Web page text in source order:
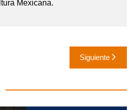
Mexicana.
Siguiente